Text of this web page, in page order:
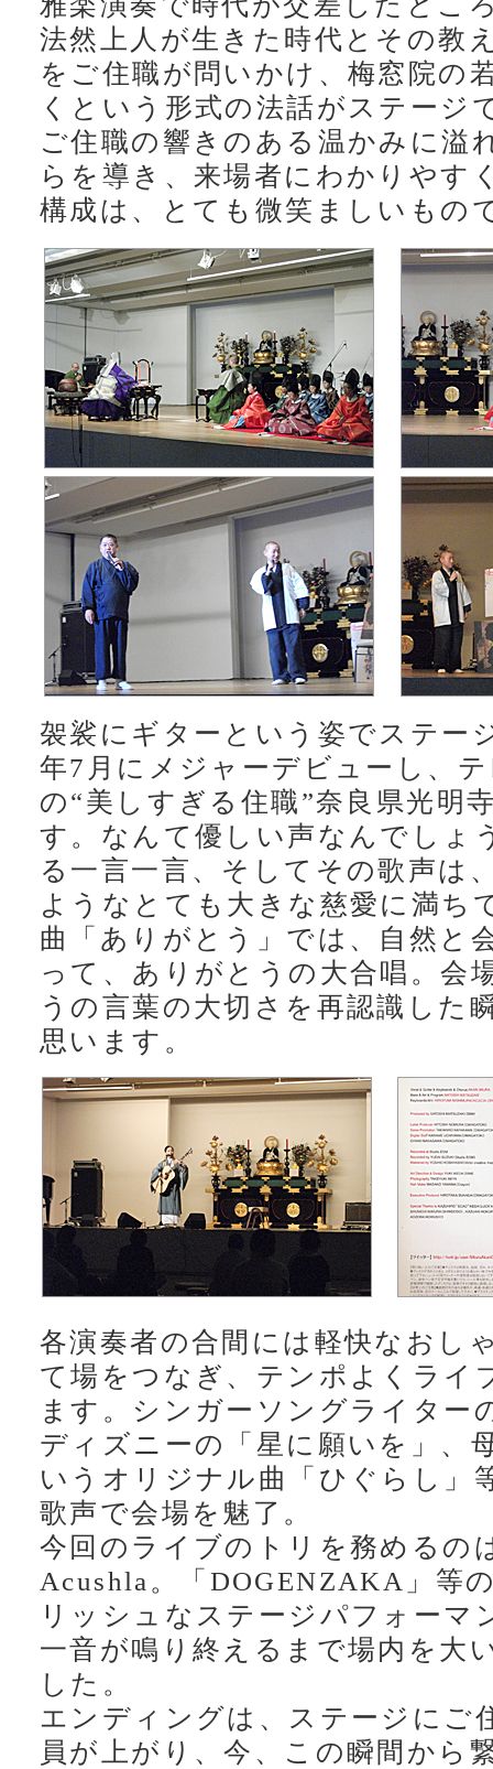
法然上人が生きた時代とその教
をご住職が問いかけ、梅窓院の
くという形式の法話がステージ
ご住職の響きのある温かみに溢
らを導き、来場者にわかりやす
構成は、とても微笑ましいもの
袈裟にギターという姿でステー
年7月にメジャーデビューし、
の“美しすぎる住職”奈良県光明
す。なんて優しい声なんでしょ
る一言一言、そしてその歌声は
ようなとても大きな慈愛に満ち
曲「ありがとう」では、自然と
って、ありがとうの大合唱。会
うの言葉の大切さを再認識した
思います。
各演奏者の合間には軽快なおし
て場をつなぎ、テンポよくライ
ます。シンガーソングライター
ディズニーの「星に願いを」、
いうオリジナル曲「ひぐらし」
歌声で会場を魅了。
今回のライブのトリを務めるの
Acushla。「DOGENZAKA」等
リッシュなステージパフォーマ
一音が鳴り終えるまで場内を大
した。
エンディングは、ステージにご
員が上がり、今、この瞬間から